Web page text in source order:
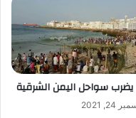
يضرب سواحل اليمن الشرقية
24, 2021